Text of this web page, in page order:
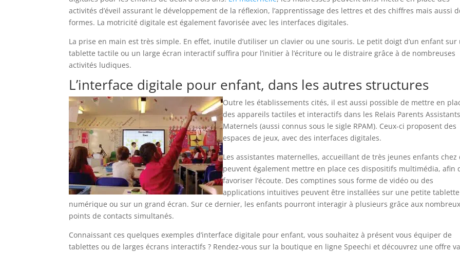
activités d’éveil assurant le développement de la réflexion, l’apprentissage des lettres et des chiffres mais aussi
formes. La motricité digitale est également favorisée avec les interfaces digitales.
La prise en main est très simple. En effet, inutile d’utiliser un clavier ou une souris. Le petit doigt d’un enfant sur
tablette tactile ou un large écran interactif suffira pour l’initier à l’écriture ou le distraire grâce à de nombreuses
activités ludiques.
L’interface digitale pour enfant, dans les autres structures
Outre les établissements cités, il est aussi possible de mettre en
des appareils tactiles et interactifs dans les Relais Parents Assistants
Maternels (aussi connus sous le sigle RPAM). Ceux-ci proposent des
espaces de jeux, avec des interfaces digitales.
Les assistantes maternelles, accueillant de très jeunes enfants chez
peuvent également mettre en place ces dispositifs multimédia, afin
favoriser l’écoute. Des comptines sous forme de vidéo ou des
applications intuitives peuvent être installées sur une petite tablette
numérique ou sur un grand écran. Sur ce dernier, les enfants pourront interagir à plusieurs grâce aux nombreux
points de contacts simultanés.
Connaissant ces quelques exemples d’interface digitale pour enfant, vous souhaitez à présent vous équiper de
tablettes ou de larges écrans interactifs ? Rendez-vous sur la boutique en ligne Speechi et découvrez une offre